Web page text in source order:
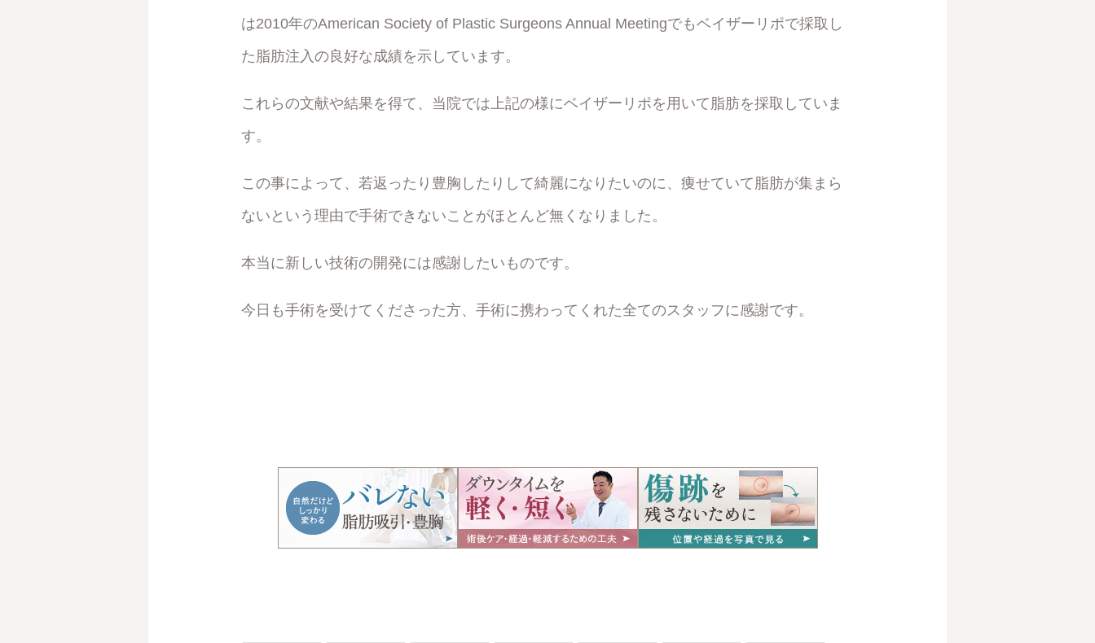
は2010年のAmerican Society of Plastic Surgeons Annual Meetingでもベイザーリポで採取し
た脂肪注入の良好な成績を示しています。
これらの文献や結果を得て、当院では上記の様にベイザーリポを用いて脂肪を採取していま
す。
この事によって、若返ったり豊胸したりして綺麗になりたいのに、痩せていて脂肪が集まら
ないという理由で手術できないことがほとんど無くなりました。
本当に新しい技術の開発には感謝したいものです。
今日も手術を受けてくださった方、手術に携わってくれた全てのスタッフに感謝です。